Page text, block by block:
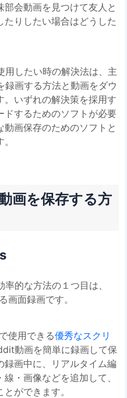
会動画を見つけて友人と
りしたい場合はどうした
したい時の解決法は、主
画する方法と動画をダウ
。いずれの解決策を採用す
ドするためのソフトが必要
画保存のためのソフトと
画を保存する方
的な方法の１つ目は、
画面録画です。
使用できる優秀なスクリ
動画を簡単に録画して保
画中に、リアルタイム編
・画像などを追加して、
ができます。